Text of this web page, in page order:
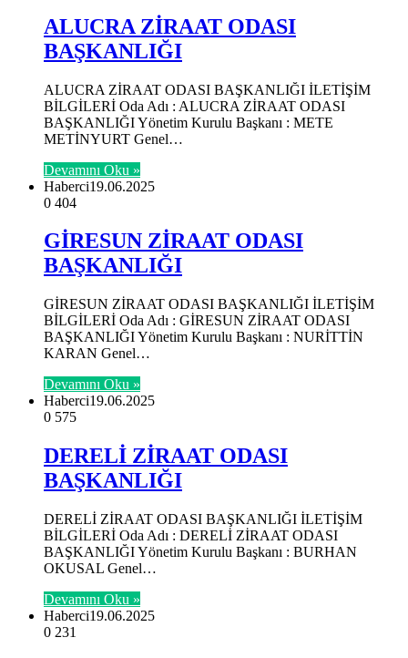
ALUCRA ZİRAAT ODASI
BAŞKANLIĞI
ALUCRA ZİRAAT ODASI BAŞKANLIĞI İLETİŞİM
BİLGİLERİ Oda Adı : ALUCRA ZİRAAT ODASI
BAŞKANLIĞI Yönetim Kurulu Başkanı : METE
METİNYURT Genel…
Devamını Oku »
Haberci19.06.2025
0 404
GİRESUN ZİRAAT ODASI
BAŞKANLIĞI
GİRESUN ZİRAAT ODASI BAŞKANLIĞI İLETİŞİM
BİLGİLERİ Oda Adı : GİRESUN ZİRAAT ODASI
BAŞKANLIĞI Yönetim Kurulu Başkanı : NURİTTİN
KARAN Genel…
Devamını Oku »
Haberci19.06.2025
0 575
DERELİ ZİRAAT ODASI
BAŞKANLIĞI
DERELİ ZİRAAT ODASI BAŞKANLIĞI İLETİŞİM
BİLGİLERİ Oda Adı : DERELİ ZİRAAT ODASI
BAŞKANLIĞI Yönetim Kurulu Başkanı : BURHAN
OKUSAL Genel…
Devamını Oku »
Haberci19.06.2025
0 231